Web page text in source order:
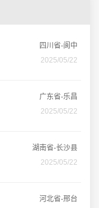
四川省-阆中
2025/05/22
广东省-乐昌
2025/05/22
湖南省-长沙县
2025/05/22
河北省-邢台